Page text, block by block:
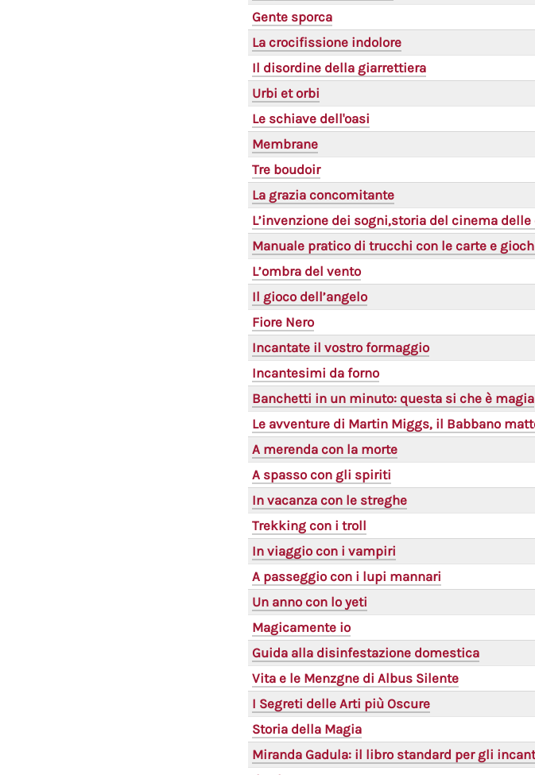
Gente sporca
La crocifissione indolore
Il disordine della giarrettiera
Urbi et orbi
Le schiave dell'oasi
Membrane
Tre boudoir
La grazia concomitante
L’invenzione dei sogni,storia del cinema
Manuale pratico di trucchi con le carte e
L’ombra del vento
Il gioco dell’angelo
Fiore Nero
Incantate il vostro formaggio
Incantesimi da forno
Banchetti in un minuto: questa si che è magia
Le avventure di Martin Miggs, il Babbano
A merenda con la morte
A spasso con gli spiriti
In vacanza con le streghe
Trekking con i troll
In viaggio con i vampiri
A passeggio con i lupi mannari
Un anno con lo yeti
Magicamente io
Guida alla disinfestazione domestica
Vita e le Menzgne di Albus Silente
I Segreti delle Arti più Oscure
Storia della Magia
Miranda Gadula: il libro standard per gli